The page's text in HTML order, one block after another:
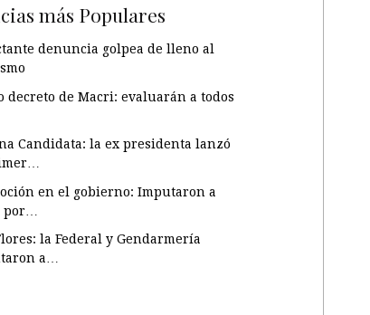
más Populares
denuncia golpea de lleno al
decreto de Macri: evaluarán a todos
Candidata: la ex presidenta lanzó
en el gobierno: Imputaron a
la Federal y Gendarmería
a…